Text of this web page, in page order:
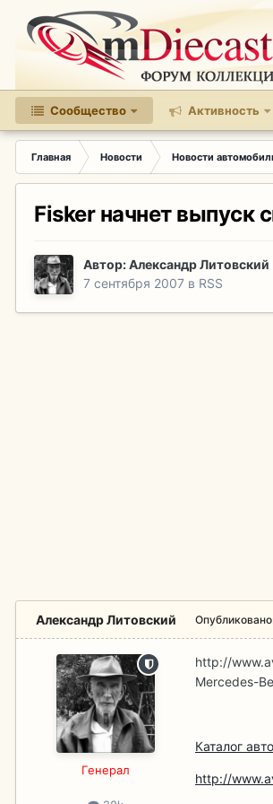
Сообщество Активность
Главная Новости Новости
Fisker начнет выпуск
Автор:Александр Литовский
7 сентября 2007 в RSS
Александр Литовский
Гeнерал
http://
Mercedes-
Каталог авто
http://